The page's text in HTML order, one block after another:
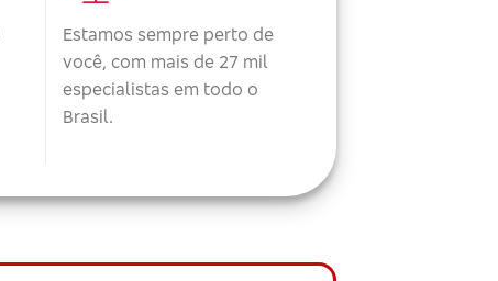
Estamos sempre perto de
você, com mais de 27 mil
especialistas em todo o
Brasil.